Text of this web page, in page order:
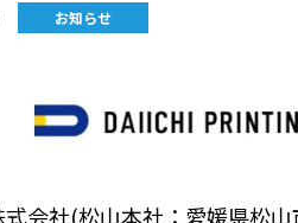
お知らせ
会社(松山本社：愛媛県松